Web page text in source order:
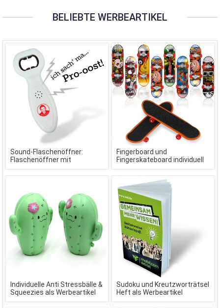
BELIEBTE WERBEARTIKEL
Sound-Flaschenöffner:
Flaschenöffner mit
Wunschsound als
Werbeartikel
Fingerboard und
Fingerskateboard individuell
gestaltet in Ihrem Design
Individuelle Anti Stressbälle &
Squeezies als Werbeartikel
Sudoku und Kreutzworträtsel
Heft als Werbeartikel